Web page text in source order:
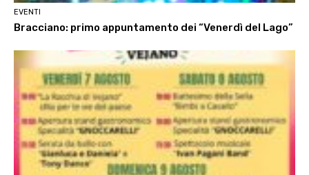
EVENTI
Bracciano: primo appuntamento dei “Venerdì del Lago”